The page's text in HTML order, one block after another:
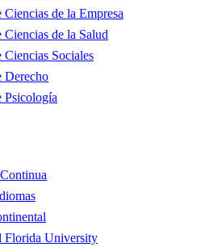
Ciencias de la Empresa
Ciencias de la Salud
Ciencias Sociales
Derecho
Psicología
Florida University